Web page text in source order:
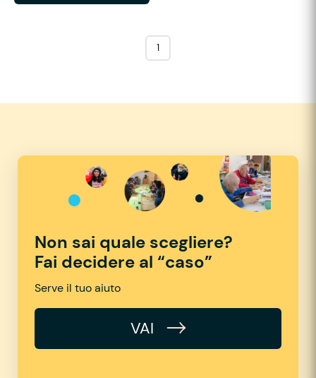
1
Non sai quale scegliere?
Fai decidere al “caso”
Serve il tuo aiuto
VAI